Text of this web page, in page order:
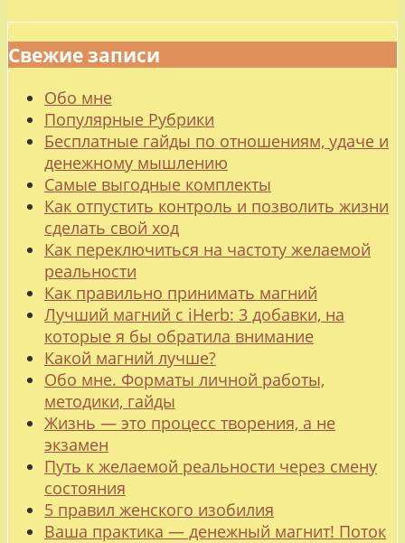
Свежие записи
Обо мне
Популярные Рубрики
Бесплатные гайды по отношениям, удаче и
денежному мышлению
Самые выгодные комплекты
Как отпустить контроль и позволить жизни
сделать свой ход
Как переключиться на частоту желаемой
реальности
Как правильно принимать магний
Лучший магний с iHerb: 3 добавки, на
которые я бы обратила внимание
Какой магний лучше?
Обо мне. Форматы личной работы,
методики, гайды
Жизнь — это процесс творения, а не
экзамен
Путь к желаемой реальности через смену
состояния
5 правил женского изобилия
Ваша практика — денежный магнит! Поток